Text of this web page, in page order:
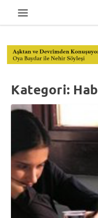
Kategori: